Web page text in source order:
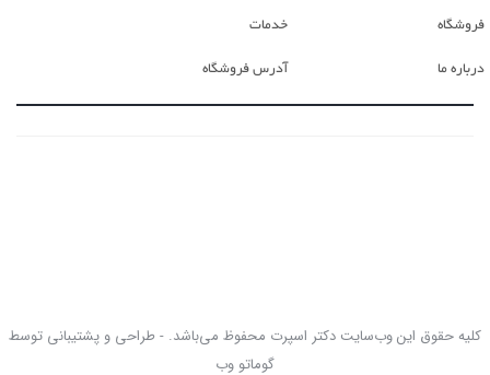
فروشگاه
درباره ما
خدمات
آدرس فروشگاه
کلیه حقوق این وب‌سایت دکتر اسپرت محفوظ می‌باشد. - طراحی و پشتیبانی توسط
گوماتو وب